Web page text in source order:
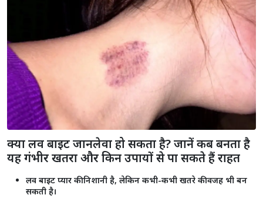
क्या लव बाइट जानलेवा हो सकता है? जानें कब बनता है
यह गंभीर खतरा और किन उपायों से पा सकते हैं राहत
लव बाइट प्यार की निशानी है, लेकिन कभी-कभी खतरे की वजह भी बन
सकती है।